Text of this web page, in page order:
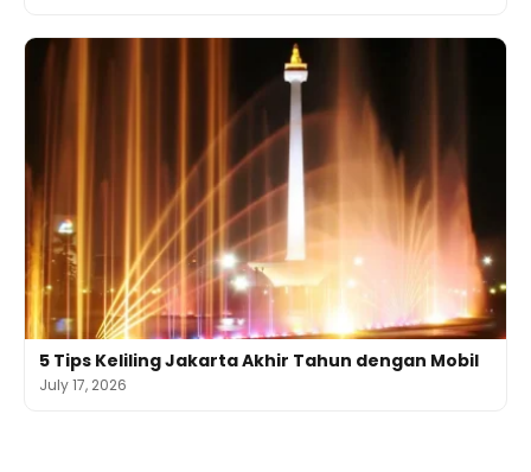
5 Tips Keliling Jakarta Akhir Tahun dengan Mobil
July 17, 2026